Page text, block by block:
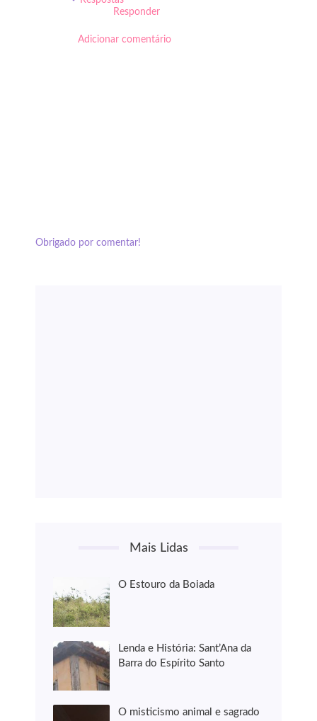
Responder
Adicionar comentário
Obrigado por comentar!
Mais Lidas
O Estouro da Boiada
Lenda e História: Sant’Ana da
Barra do Espírito Santo
O misticismo animal e sagrado